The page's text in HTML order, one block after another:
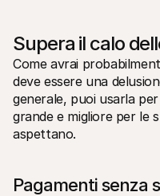
Supera il calo
Come avrai
deve essere una
generale, puoi usarla
grande e migliore per le
aspettano.
Pagamenti senza